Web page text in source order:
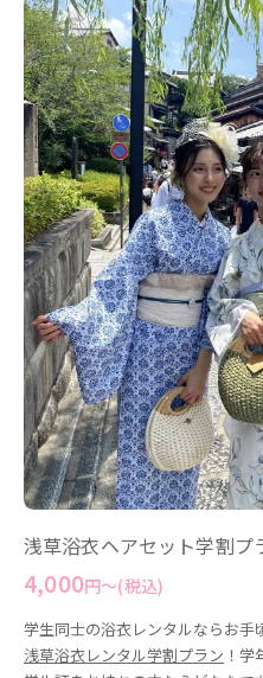
浅草浴衣ヘアセット学割プ
4,000円〜(税込)
学生同士の浴衣レンタルならお手
浅草浴衣レンタル学割プラン ！学